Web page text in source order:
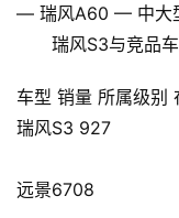
页
闻
— 瑞风A60 — 中
瑞风S3与竞品
车型 销量 所属级别
瑞风S3 927
远景6708